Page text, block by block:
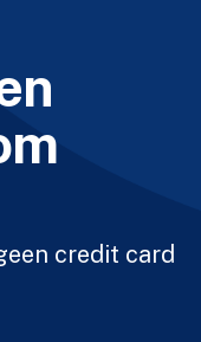
credit card